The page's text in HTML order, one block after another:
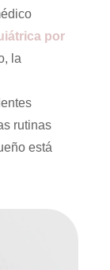
por
la
rutinas
está